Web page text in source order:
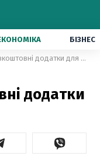
БІЗНЕС
Найкращі безкоштовні додатки для бігу
додатки